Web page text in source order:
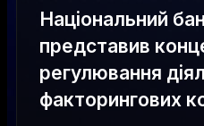
Національний
представив
регулювання
факторингових